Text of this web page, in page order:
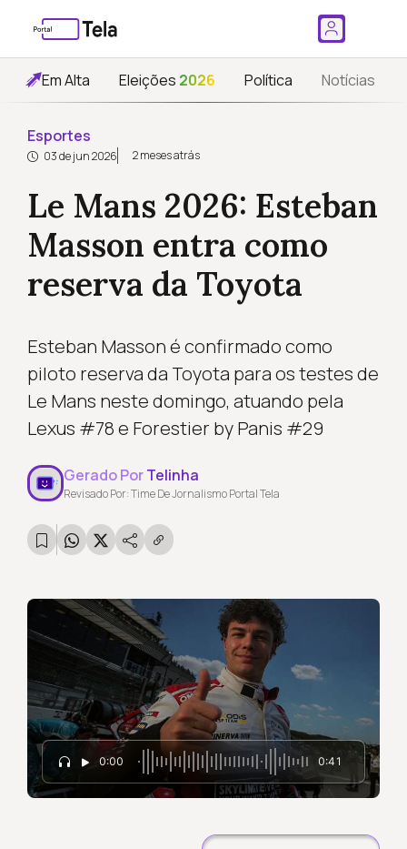
Em Alta Eleições 2026 Política Notícias
Esportes
03 de jun 2026 2 meses atrás
Le Mans 2026: Esteban
Masson entra como
reserva da Toyota
Esteban Masson é confirmado como
piloto reserva da Toyota para os testes de
Le Mans neste domingo, atuando pela
Lexus #78 e Forestier by Panis #29
Gerado PorTelinha
Revisado Por: Time De Jornalismo Portal Tela
0:00 0:41